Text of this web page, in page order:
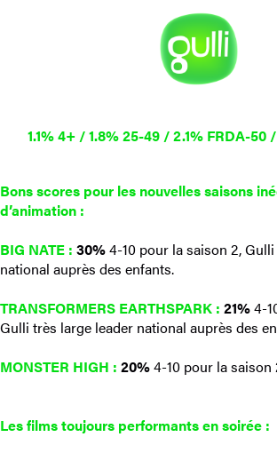
1.1% 4+ / 1.8% 25-49 / 2.1% FRDA-50
Bons scores pour les nouvelles saisons
d’animation :
BIG NATE : 30%4-10 pour la saison 2,
national auprès des enfants.
TRANSFORMERS EARTHSPARK : 21%4-
Gulli très large leader national auprès des
MONSTER HIGH : 20%4-10 pour la saison
Les films toujours performants en soirée :